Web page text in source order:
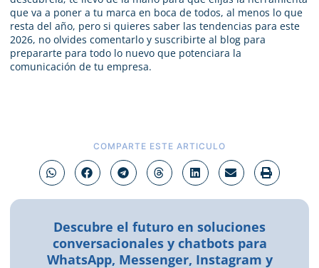
que va a poner a tu marca en boca de todos, al menos lo que
resta del año, pero si quieres saber las tendencias para este
2026, no olvides comentarlo y suscribirte al blog para
prepararte para todo lo nuevo que potenciara la
comunicación de tu empresa.
COMPARTE ESTE ARTICULO
Descubre el futuro en soluciones
conversacionales y chatbots para
WhatsApp, Messenger, Instagram y